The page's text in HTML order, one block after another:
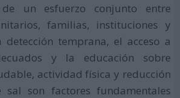
de un esfuerzo conjunto entre
familias, instituciones y
detección temprana, el acceso a
y la educación sobre
actividad física y reducción
sal son factores fundamentales